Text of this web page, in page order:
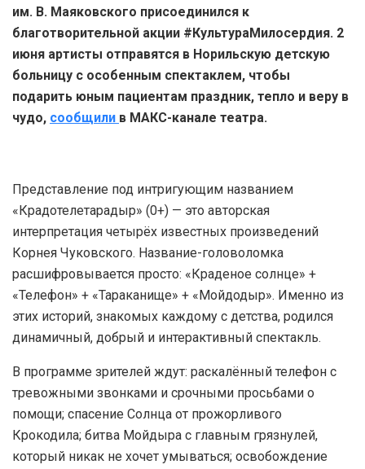
им. В. Маяковского присоединился к
благотворительной акции #КультураМилосердия. 2
июня артисты отправятся в Норильскую детскую
больницу с особенным спектаклем, чтобы
подарить юным пациентам праздник, тепло и веру в
чудо, сообщили в МАКС-канале театра.
Представление под интригующим названием
«Крадотелетарадыр» (0+) — это авторская
интерпретация четырёх известных произведений
Корнея Чуковского. Название-головоломка
расшифровывается просто: «Краденое солнце» +
«Телефон» + «Тараканище» + «Мойдодыр». Именно из
этих историй, знакомых каждому с детства, родился
динамичный, добрый и интерактивный спектакль.
В программе зрителей ждут: раскалённый телефон с
тревожными звонками и срочными просьбами о
помощи; спасение Солнца от прожорливого
Крокодила; битва Мойдыра с главным грязнулей,
который никак не хочет умываться; освобождение